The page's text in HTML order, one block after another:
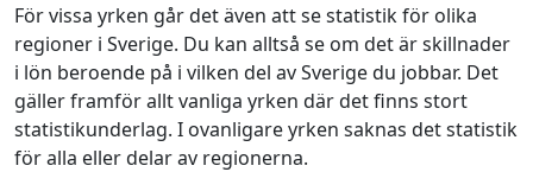
För vissa yrken går det även att se statistik för olika
regioner i Sverige. Du kan alltså se om det är skillnader
i lön beroende på i vilken del av Sverige du jobbar. Det
gäller framför allt vanliga yrken där det finns stort
statistikunderlag. I ovanligare yrken saknas det statistik
för alla eller delar av regionerna.